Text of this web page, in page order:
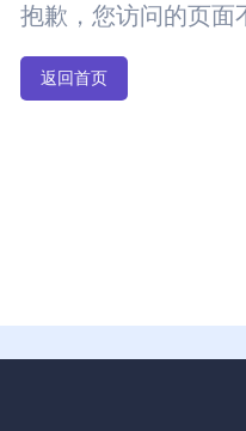
抱歉，您访问的页面
返回首页